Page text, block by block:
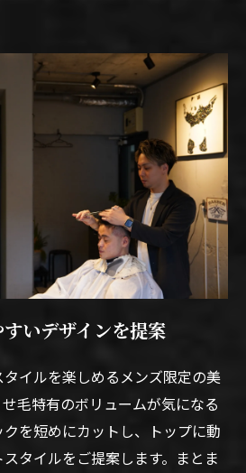
いデザインを提案
イルを楽しめるメンズ限定の美
毛特有のボリュームが気になる
を短めにカットし、トップに動
タイルをご提案します。まとま